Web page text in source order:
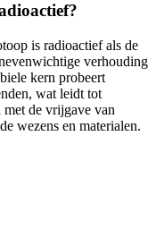
is radioactief als de
verhouding
kern probeert
wat leidt tot
de vrijgave van
wezens en materialen.